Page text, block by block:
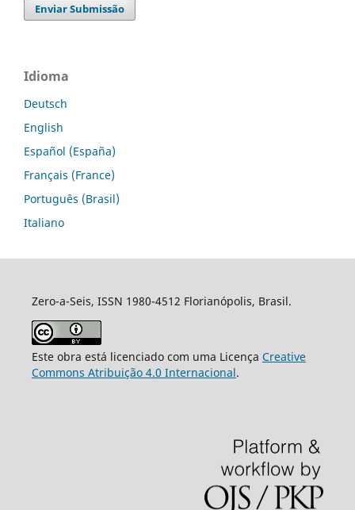
Enviar Submissão
Idioma
Deutsch
English
Español (España)
Français (France)
Português (Brasil)
Italiano
Zero-a-Seis, ISSN 1980-4512 Florianópolis, Brasil.
Este obra está licenciado com uma Licença Creative
Commons Atribuição 4.0 Internacional.